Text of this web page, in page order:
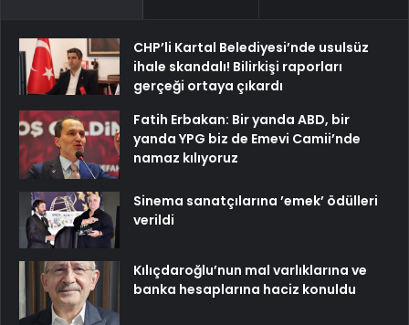
CHP’li Kartal Belediyesi’nde usulsüz
ihale skandalı! Bilirkişi raporları
gerçeği ortaya çıkardı
Fatih Erbakan: Bir yanda ABD, bir
yanda YPG biz de Emevi Camii’nde
namaz kılıyoruz
Sinema sanatçılarına ’emek’ ödülleri
verildi
Kılıçdaroğlu’nun mal varlıklarına ve
banka hesaplarına haciz konuldu